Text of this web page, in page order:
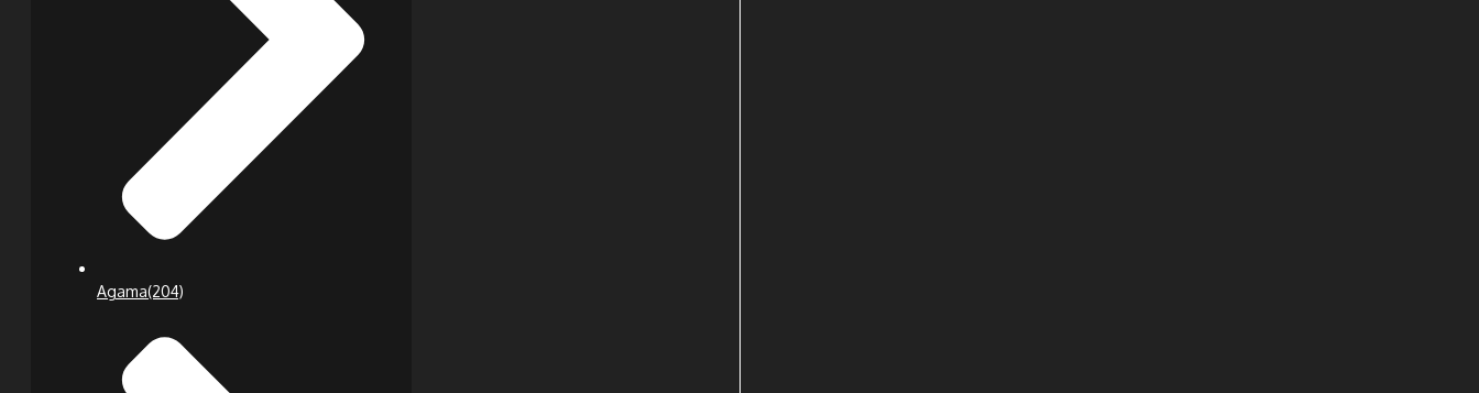
Agama(204)